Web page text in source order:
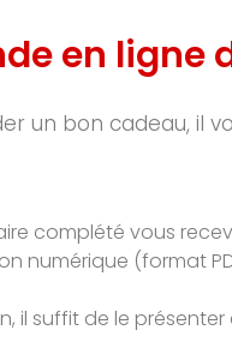
en ligne
un bon cadeau, il
complété vous
numérique (format
il suffit de le